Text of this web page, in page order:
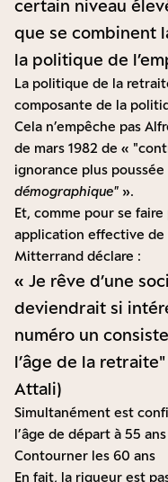
certain niveau
que se combinent
la politique de
La politique de la
composante de la
Cela n’empêche pas
de mars 1982 de «
ignorance plus
démographique
».
Et, comme pour se
application effective de
Mitterrand déclare :
« Je rêve d’une
deviendrait si
numéro un
l’âge de la retraite
Attali)
Simultanément est
l’âge de départ à 55
Contourner les 60 ans
En fait, la rigueur est